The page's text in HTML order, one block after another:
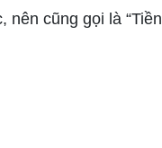
cũng gọi là “Tiền